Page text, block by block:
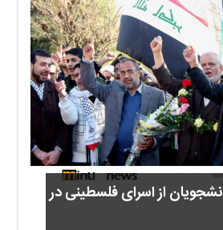
از اسرای فلسطینی در